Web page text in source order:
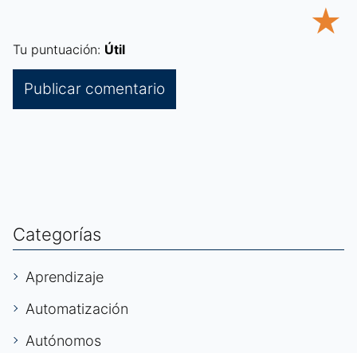
★
Tu puntuación: Útil
Categorías
Aprendizaje
Automatización
Autónomos